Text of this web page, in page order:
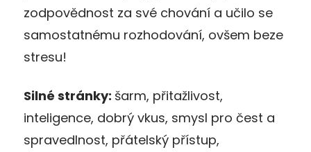
zodpovědnost za své chování a učilo se
samostatnému rozhodování, ovšem beze
stresu!
Silné stránky: šarm, přitažlivost,
inteligence, dobrý vkus, smysl pro čest a
spravedlnost, přátelský přístup,